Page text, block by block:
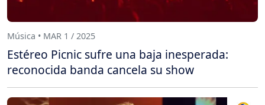
Música • MAR 1 / 2025
Estéreo Picnic sufre una baja inesperada:
reconocida banda cancela su show